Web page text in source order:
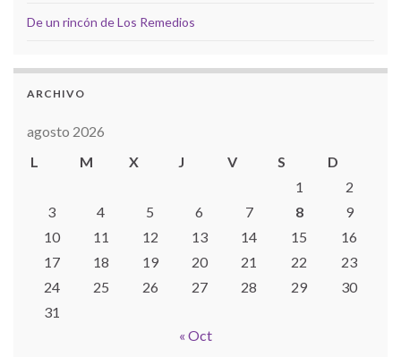
De un rincón de Los Remedios
ARCHIVO
agosto 2026
L
M X J V S
D
1
2
3
4 5 6 7 8
9
10
11 12 13 14 15
16
17
18 19 20 21 22
23
24
25 26 27 28 29
30
31
« Oct